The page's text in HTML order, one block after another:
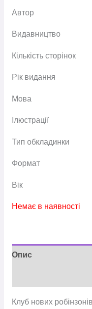
Кількість
Рік
Тип
Немає в наявності
Опис
Клуб нових